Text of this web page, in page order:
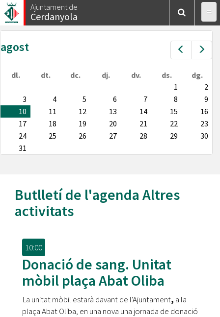
Vés
al
contingut
Ajuntament de
Cerdanyola
Prev
agost
dl. dt. dc. dj. dv. ds.
dg.
1
2
3
4 5 6 7 8
9
10
11 12 13 14 15
16
17
18 19 20 21 22
23
24
25 26 27 28 29
30
31
Butlletí de l'agenda Altres
activitats
10:00
Donació de sang. Unitat
mòbil plaça Abat Oliba
La unitat mòbil estarà davant de l'Ajuntament, a la
plaça Abat Oliba, en una nova una jornada de donació